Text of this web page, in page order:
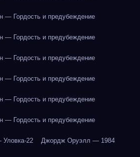
— Гордость и предубеждение
— Гордость и предубеждение
— Гордость и предубеждение
— Гордость и предубеждение
— Гордость и предубеждение
— Гордость и предубеждение
22 Джордж Оруэлл — 1984